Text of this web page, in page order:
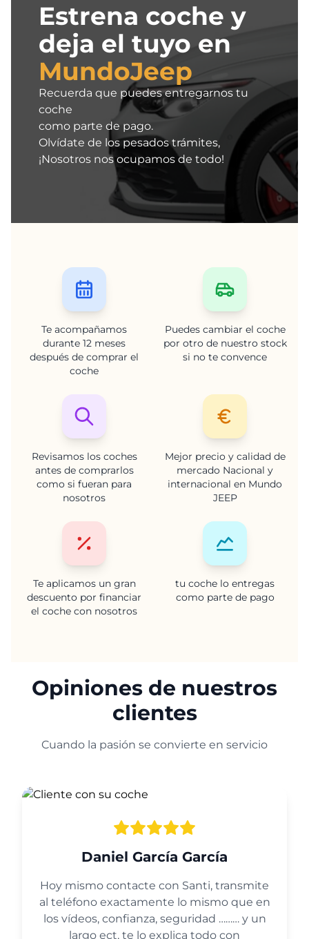
Estrena coche y
deja el tuyo en
MundoJeep
Recuerda que puedes entregarnos tu
coche
como parte de pago.
Olvídate de los pesados trámites,
¡Nosotros nos ocupamos de todo!
Te acompañamos
durante 12 meses
después de comprar el
coche
Puedes cambiar el coche
por otro de nuestro stock
si no te convence
Revisamos los coches
antes de comprarlos
como si fueran para
nosotros
Mejor precio y calidad de
mercado Nacional y
internacional en Mundo
JEEP
Te aplicamos un gran
descuento por financiar
el coche con nosotros
tu coche lo entregas
como parte de pago
Opiniones de nuestros
clientes
Cuando la pasión se convierte en servicio
Daniel García García
Hoy mismo contacte con Santi, transmite
al teléfono exactamente lo mismo que en
los vídeos, confianza, seguridad ……… y un
largo ect, te lo explica todo con